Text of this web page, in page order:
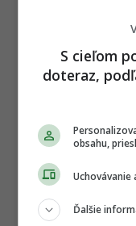
S cieľom
doteraz,
obsahu,
Ďalšie